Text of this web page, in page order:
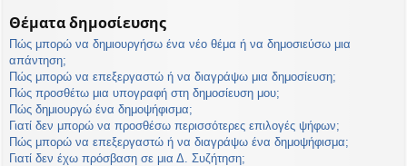
Θέματα δημοσίευσης
Πώς μπορώ να δημιουργήσω ένα νέο θέμα ή να δημοσιεύσω μια
απάντηση;
Πώς μπορώ να επεξεργαστώ ή να διαγράψω μια δημοσίευση;
Πώς προσθέτω μια υπογραφή στη δημοσίευση μου;
Πώς δημιουργώ ένα δημοψήφισμα;
Γιατί δεν μπορώ να προσθέσω περισσότερες επιλογές ψήφων;
Πώς μπορώ να επεξεργαστώ ή να διαγράψω ένα δημοψήφισμα;
Γιατί δεν έχω πρόσβαση σε μια Δ. Συζήτηση;